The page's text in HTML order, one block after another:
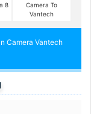
Camera To
Vantech
Camera Vantech